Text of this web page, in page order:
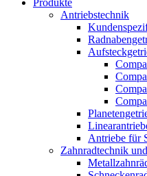
Produkte
Antriebstechnik
Antriebe für
Zahnradtechnik